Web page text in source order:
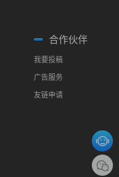
合作伙伴
我要投稿
广告服务
友链申请